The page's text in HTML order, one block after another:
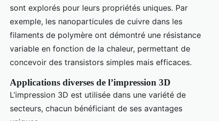
sont explorés pour leurs propriétés uniques. Par
exemple, les nanoparticules de cuivre dans les
filaments de polymère ont démontré une résistance
variable en fonction de la chaleur, permettant de
concevoir des transistors simples mais efficaces.
Applications diverses de l’impression 3D
L’impression 3D est utilisée dans une variété de
secteurs, chacun bénéficiant de ses avantages